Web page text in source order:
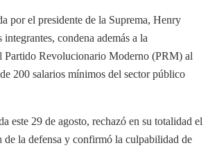
por el presidente de la Suprema, Henry
condena además a la
Partido Revolucionario Moderno (PRM) al
200 salarios mínimos del sector público
este 29 de agosto, rechazó en su totalidad el
de la defensa y confirmó la culpabilidad de